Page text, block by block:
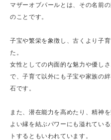
マザーオブパールとは、その名前
のことです。
子宝や繁栄を象徴し、古くより子
た。
女性としての内面的な魅力や優し
で、子育て以外にも子宝や家族の
石です。
また、潜在能力を高めたり、精神
よい縁を結ぶパワーにも溢れてい
トするともいわれています。